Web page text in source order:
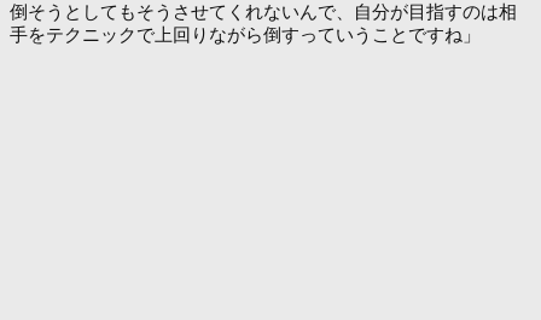
倒そうとしてもそうさせてくれないんで、自分が目指すのは相
手をテクニックで上回りながら倒すっていうことですね」